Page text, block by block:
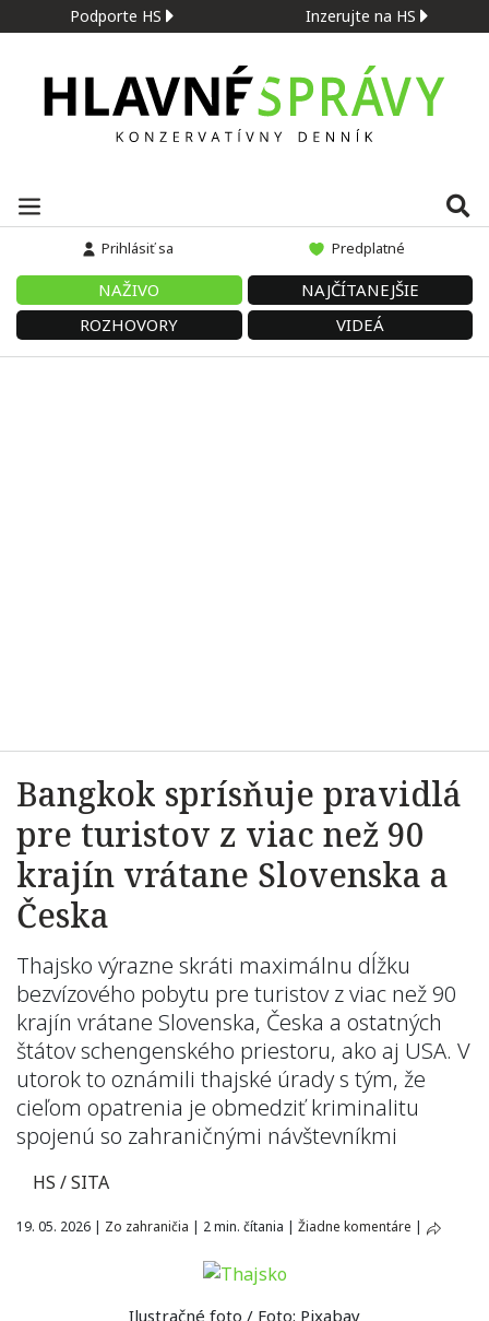
Podporte HS Inzerujte na HS
Prihlásiť sa Predplatné
NAŽIVO
NAJČÍTANEJŠIE
ROZHOVORY
VIDEÁ
Bangkok sprísňuje pravidlá
pre turistov z viac než 90
krajín vrátane Slovenska a
Česka
Thajsko výrazne skráti maximálnu dĺžku
bezvízového pobytu pre turistov z viac než 90
krajín vrátane Slovenska, Česka a ostatných
štátov schengenského priestoru, ako aj USA. V
utorok to oznámili thajské úrady s tým, že
cieľom opatrenia je obmedziť kriminalitu
spojenú so zahraničnými návštevníkmi
HS / SITA
19. 05. 2026 | Zo zahraničia | 2 min. čítania | Žiadne komentáre |
Ilustračné foto / Foto: Pixabay